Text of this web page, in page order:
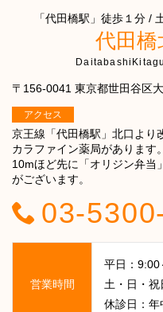
「代田橋駅」徒歩１分 /
代田橋
〒156-0041 東京都世田谷区
アクセス
京王線「代田橋駅」北口より
カラファイン薬局があります
10mほど先に「オリジン弁当
がございます。
03-
営業時間
平日：
土・日・
休診日：年